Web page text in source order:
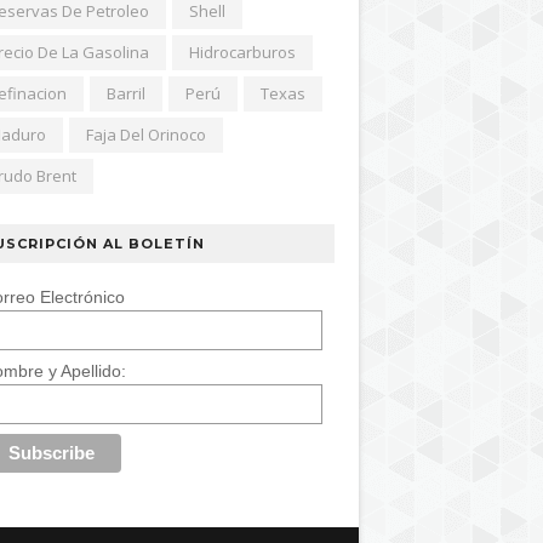
De Petroleo
Shell
De La Gasolina
Hidrocarburos
Barril Perú
Texas
Faja Del Orinoco
Brent
AL BOLETÍN
Electrónico
y Apellido: